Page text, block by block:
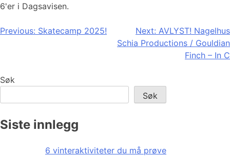
6'er i Dagsavisen.
Innleggsnavigasjon
Previous: Skatecamp 2025! Next: AVLYST! Nagelhus
Schia Productions / Gouldian
Finch – In C
Søk
Søk
Siste innlegg
6 vinteraktiviteter du må prøve